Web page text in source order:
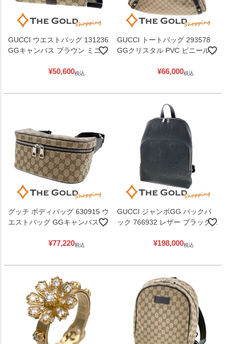
GUCCI ウエストバッグ 131236
GGキャンバス ブラウン ミニ
ンズ グッチ 【中古】
¥50,600税込
GUCCI トートバッグ 293578
GGクリスタル PVC ビニール
ース メンズ グッチ 【中古】
¥66,000税込
グッチ ボディバッグ 630915 ウ
エストバッグ GGキャンバス レ
¥77,220税込
GUCCI ジャンボGG バックパ
ック 766932 レザー ブラック
女兼用 グッチ 【中古】
¥198,000税込